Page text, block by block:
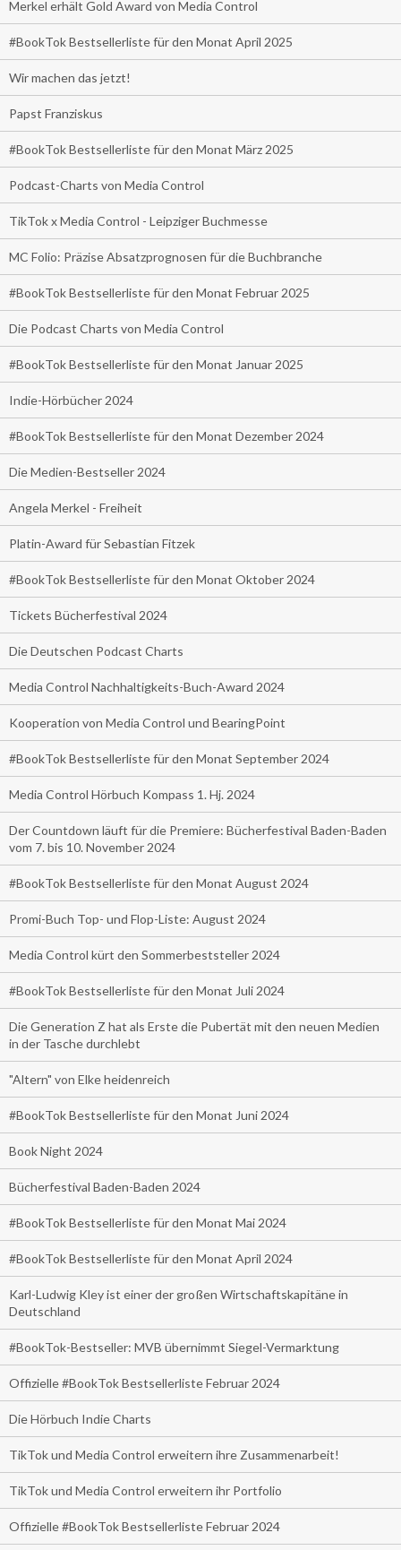
Merkel erhält Gold Award von Media Control
#BookTok Bestsellerliste für den Monat April 2025
Wir machen das jetzt!
Papst Franziskus
#BookTok Bestsellerliste für den Monat März 2025
Podcast-Charts von Media Control
TikTok x Media Control - Leipziger Buchmesse
MC Folio: Präzise Absatzprognosen für die Buchbranche
#BookTok Bestsellerliste für den Monat Februar 2025
Die Podcast Charts von Media Control
#BookTok Bestsellerliste für den Monat Januar 2025
Indie-Hörbücher 2024
#BookTok Bestsellerliste für den Monat Dezember 2024
Die Medien-Bestseller 2024
Angela Merkel - Freiheit
Platin-Award für Sebastian Fitzek
#BookTok Bestsellerliste für den Monat Oktober 2024
Tickets Bücherfestival 2024
Die Deutschen Podcast Charts
Media Control Nachhaltigkeits-Buch-Award 2024
Kooperation von Media Control und BearingPoint
#BookTok Bestsellerliste für den Monat September 2024
Media Control Hörbuch Kompass 1. Hj. 2024
Der Countdown läuft für die Premiere: Bücherfestival Baden-Baden
vom 7. bis 10. November 2024
#BookTok Bestsellerliste für den Monat August 2024
Promi-Buch Top- und Flop-Liste: August 2024
Media Control kürt den Sommerbeststeller 2024
#BookTok Bestsellerliste für den Monat Juli 2024
Die Generation Z hat als Erste die Pubertät mit den neuen Medien
in der Tasche durchlebt
"Altern" von Elke heidenreich
#BookTok Bestsellerliste für den Monat Juni 2024
Book Night 2024
Bücherfestival Baden-Baden 2024
#BookTok Bestsellerliste für den Monat Mai 2024
#BookTok Bestsellerliste für den Monat April 2024
Karl-Ludwig Kley ist einer der großen Wirtschaftskapitäne in
Deutschland
#BookTok-Bestseller: MVB übernimmt Siegel-Vermarktung
Offizielle #BookTok Bestsellerliste Februar 2024
Die Hörbuch Indie Charts
TikTok und Media Control erweitern ihre Zusammenarbeit!
TikTok und Media Control erweitern ihr Portfolio
Offizielle #BookTok Bestsellerliste Februar 2024